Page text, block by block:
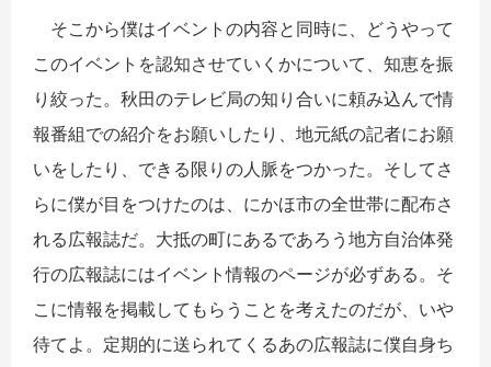
そこから僕はイベントの内容と同時に、どうやって
このイベントを認知させていくかについて、知恵を振
り絞った。秋田のテレビ局の知り合いに頼み込んで情
報番組での紹介をお願いしたり、地元紙の記者にお願
いをしたり、できる限りの人脈をつかった。そしてさ
らに僕が目をつけたのは、にかほ市の全世帯に配布さ
れる広報誌だ。大抵の町にあるであろう地方自治体発
行の広報誌にはイベント情報のページが必ずある。そ
こに情報を掲載してもらうことを考えたのだが、いや
待てよ。定期的に送られてくるあの広報誌に僕自身ち